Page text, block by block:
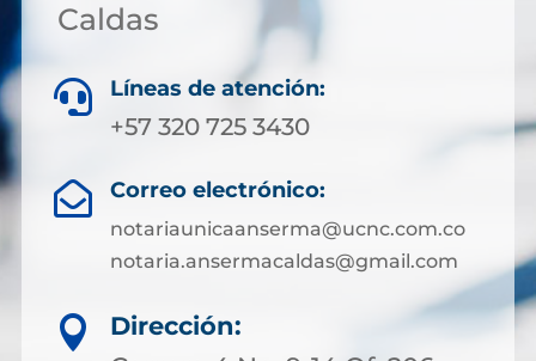
Caldas
 Líneas de atención:
+57 320 725 3430
 Correo electrónico:
notariaunicaanserma@ucnc.com.co
notaria.ansermacaldas@gmail.com

Dirección: